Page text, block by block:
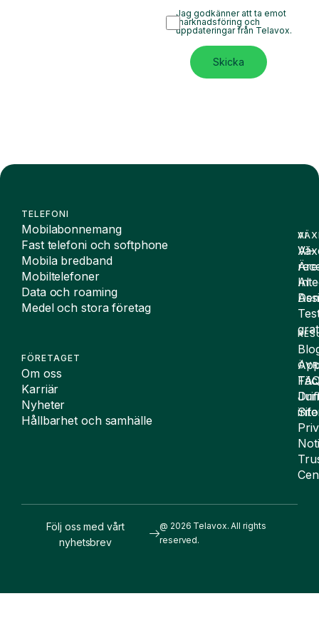
Jag godkänner att ta emot
marknadsföring och
uppdateringar från Telavox.
Skicka
TELEFONI
Mobilabonnemang
Fast telefoni och softphone
Mobila bredband
Mobiltelefoner
Data och roaming
Medel och stora företag
FÖRETAGET
Om oss
Karriär
Nyheter
Hållbarhet och samhälle
AI
AI-
AI
@ 2026 Telavox. All rights
reserved.
Följ oss med vårt
nyhetsbrev